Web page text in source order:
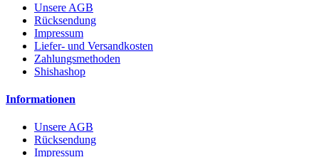
Unsere AGB
Rücksendung
Impressum
Liefer- und Versandkosten
Zahlungsmethoden
Shishashop
Informationen
Unsere AGB
Rücksendung
Impressum